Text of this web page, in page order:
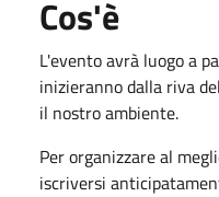
Cos'è
L'evento avrà luogo a
inizieranno dalla riva
il nostro ambiente.
Per organizzare al
iscriversi